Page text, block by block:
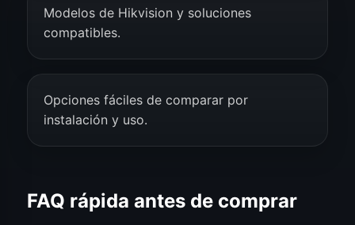
Modelos de Hikvision y soluciones
compatibles.
Opciones fáciles de comparar por
instalación y uso.
FAQ rápida antes de comprar